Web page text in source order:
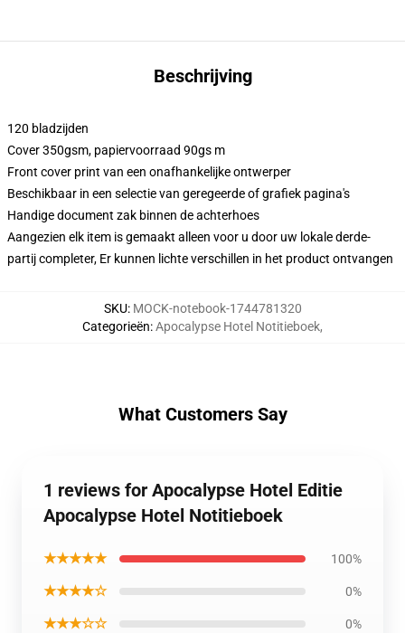
Beschrijving
120 bladzijden
Cover 350gsm, papiervoorraad 90gs m
Front cover print van een onafhankelijke ontwerper
Beschikbaar in een selectie van geregeerde of grafiek pagina's
Handige document zak binnen de achterhoes
Aangezien elk item is gemaakt alleen voor u door uw lokale derde-
partij completer, Er kunnen lichte verschillen in het product ontvangen
SKU: MOCK-notebook-1744781320
Categorieën:Apocalypse Hotel Notitieboek,
What Customers Say
1 reviews for Apocalypse Hotel Editie
Apocalypse Hotel Notitieboek
★★★★★ 100%
★★★★☆ 0%
★★★☆☆ 0%